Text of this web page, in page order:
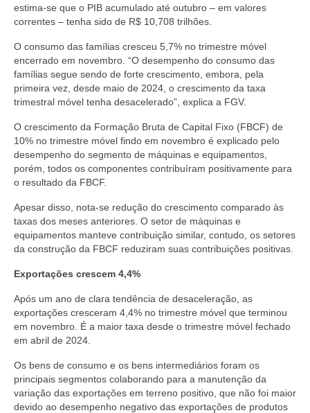
estima-se que o PIB acumulado até outubro – em valores
correntes – tenha sido de R$ 10,708 trilhões.
O consumo das famílias cresceu 5,7% no trimestre móvel
encerrado em novembro. “O desempenho do consumo das
famílias segue sendo de forte crescimento, embora, pela
primeira vez, desde maio de 2024, o crescimento da taxa
trimestral móvel tenha desacelerado”, explica a FGV.
O crescimento da Formação Bruta de Capital Fixo (FBCF) de
10% no trimestre móvel findo em novembro é explicado pelo
desempenho do segmento de máquinas e equipamentos,
porém, todos os componentes contribuíram positivamente para
o resultado da FBCF.
Apesar disso, nota-se redução do crescimento comparado às
taxas dos meses anteriores. O setor de máquinas e
equipamentos manteve contribuição similar, contudo, os setores
da construção da FBCF reduziram suas contribuições positivas.
Exportações crescem 4,4%
Após um ano de clara tendência de desaceleração, as
exportações cresceram 4,4% no trimestre móvel que terminou
em novembro. É a maior taxa desde o trimestre móvel fechado
em abril de 2024.
Os bens de consumo e os bens intermediários foram os
principais segmentos colaborando para a manutenção da
variação das exportações em terreno positivo, que não foi maior
devido ao desempenho negativo das exportações de produtos